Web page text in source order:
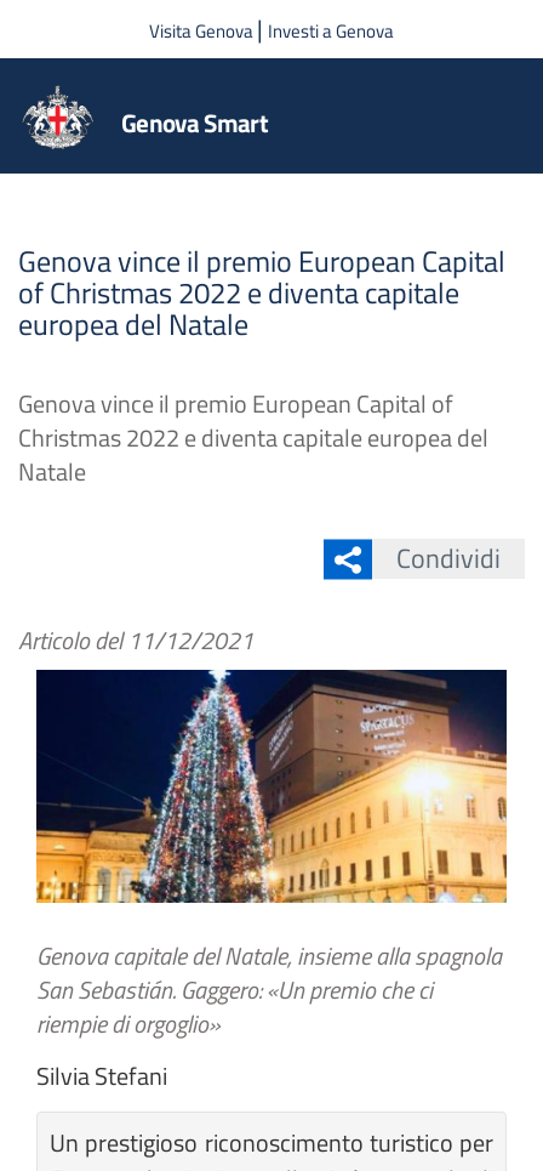
Salta al contenuto principale
Visita Genova| Investi a Genova
Genova Smart
Genova vince il premio European Capital
of Christmas 2022 e diventa capitale
europea del Natale
Genova vince il premio European Capital of
Christmas 2022 e diventa capitale europea del
Natale
Condividi
Articolo del 11/12/2021
Genova capitale del Natale, insieme alla spagnola
San Sebastián. Gaggero: «Un premio che ci
riempie di orgoglio»
Silvia Stefani
Un prestigioso riconoscimento turistico per